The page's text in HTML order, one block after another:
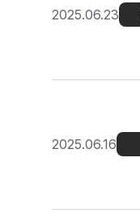
2025.06.23
2025.06.16